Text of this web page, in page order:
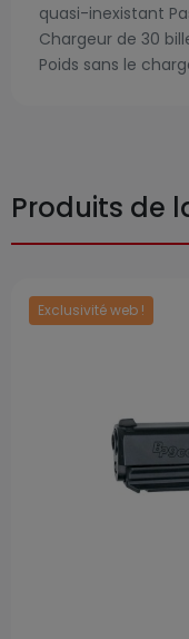
quasi-inexistant
Chargeur de 30
Poids sans le
Produits de
Exclusivité web !